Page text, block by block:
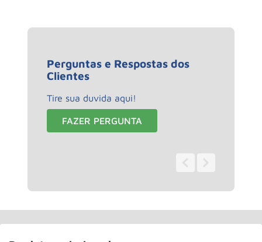
Perguntas e Respostas dos
Clientes
Tire sua duvida aqui!
FAZER PERGUNTA